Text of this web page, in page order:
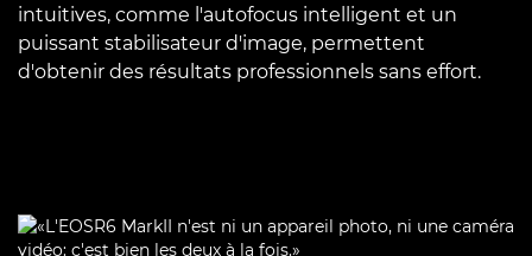
intuitives, comme l'autofocus intelligent et un
puissant stabilisateur d'image, permettent
d'obtenir des résultats professionnels sans effort.